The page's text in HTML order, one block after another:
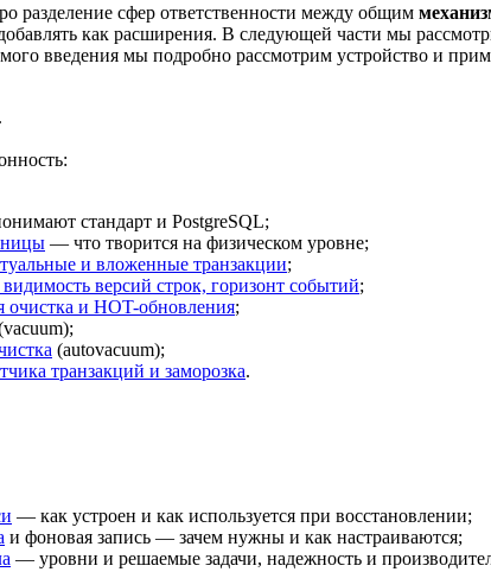
разделение сфер ответственности между общим
как расширения. В следующей части мы
введения мы подробно рассмотрим устройство и
стандарт и PostgreSQL;
— что творится на физическом уровне;
и вложенные транзакции;
версий строк, горизонт событий;
очистка и HOT-обновления;
(autovacuum);
транзакций и заморозка.
— как устроен и как используется при восстановлении;
и фоновая запись — зачем нужны и как настраиваются;
— уровни и решаемые задачи, надежность и